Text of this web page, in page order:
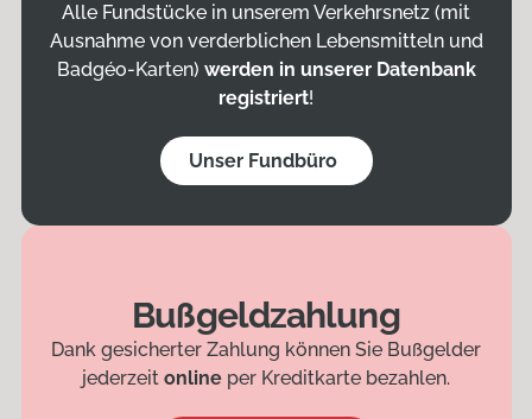
Alle Fundstücke in unserem Verkehrsnetz (mit
Ausnahme von verderblichen Lebensmitteln und
Badgéo-Karten) werden in unserer Datenbank
registriert!
Unser Fundbüro
Bußgeldzahlung
Dank gesicherter Zahlung können Sie Bußgelder
jederzeit online per Kreditkarte bezahlen.